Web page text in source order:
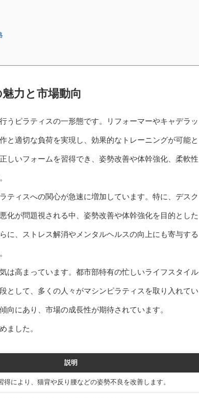
力と市場動向
うピラティスの一形態です。リフォーマーやキャデラッ
と適切な負荷を実現し、効果的なトレーニングが可能と
しいフォームを習得でき、姿勢改善や体幹強化、柔軟性
ティスへの関心が急速に増加しています。特に、デスク
化が問題視される中、姿勢改善や体幹強化を目的とした
に、ストレス解消やメンタルヘルスの向上にも寄与する
は高まっています。都市部特有の忙しいライフスタイル
として、多くの人々がマシンピラティスを取り入れてい
向にあり、市場の成長性が期待されています。
ました。
説明
得により、猫背や反り腰などの姿勢不良を改善します。